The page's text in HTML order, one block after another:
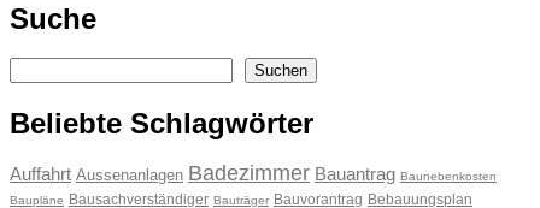
Suche
Suchen
Beliebte Schlagwörter
Auffahrt Aussenanlagen Badezimmer Bauantrag Baunebenkosten
Baupläne Bausachverständiger Bauträger Bauvorantrag Bebauungsplan